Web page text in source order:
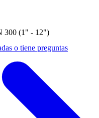
300 (1" - 12")
o tiene preguntas